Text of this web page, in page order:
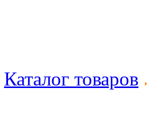
Каталог товаров